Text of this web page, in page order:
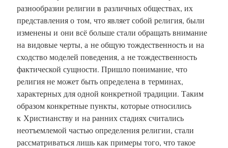
разнообразии религии в различных обществах, их
представления о том, что являет собой религия, были
изменены и они всё больше стали обращать внимание
на видовые черты, а не общую тождественность и на
сходство моделей поведения, а не тождественность
фактической сущности. Пришло понимание, что
религия не может быть определена в терминах,
характерных для одной конкретной традиции. Таким
образом конкретные пункты, которые относились
к Христианству и на ранних стадиях считались
неотъемлемой частью определения религии, стали
рассматриваться лишь как примеры того, что такое